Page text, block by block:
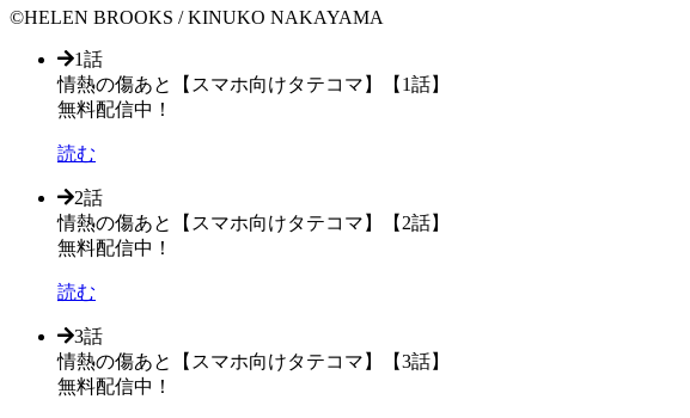
©HELEN BROOKS / KINUKO NAKAYAMA
1話
情熱の傷あと【スマホ向けタテコマ】【1話】
無料配信中！
読む
2話
情熱の傷あと【スマホ向けタテコマ】【2話】
無料配信中！
読む
3話
情熱の傷あと【スマホ向けタテコマ】【3話】
無料配信中！